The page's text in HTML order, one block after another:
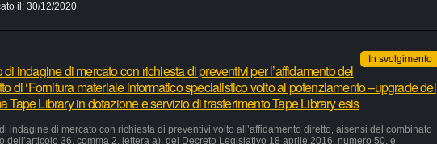
il: 30/12/2020
In svolgimento
di indagine di mercato con richiesta di preventivi per l’affidamento del
di ‘Fornitura materiale informatico specialistico volto al potenziamento –upgrade del
Tape Library in dotazione e servizio di trasferimento Tape Library esis
indagine di mercato con richiesta di preventivi volto all’affidamento diretto, aisensi del combinato
dell’articolo 36, comma 2, lettera a), del Decreto Legislativo 18 aprile 2016, numero 50, e